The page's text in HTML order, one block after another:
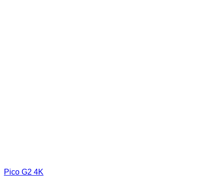
Pico G2 4K